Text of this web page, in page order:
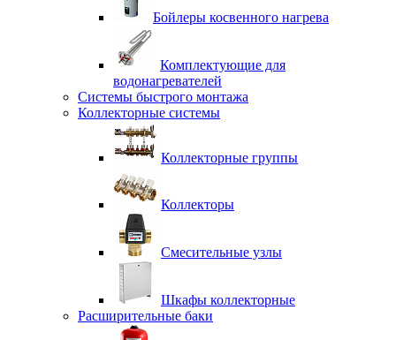
Бойлеры косвенного нагрева
Комплектующие для
водонагревателей
Системы быстрого монтажа
Коллекторные системы
Коллекторные группы
Коллекторы
Смесительные узлы
Шкафы коллекторные
Расширительные баки